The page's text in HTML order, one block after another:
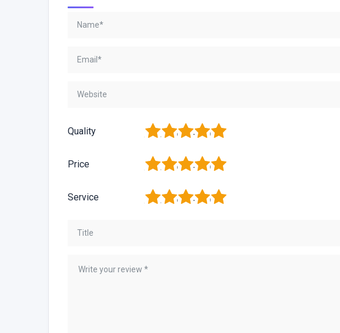
Quality 5
4
3
2
Price 5
4
3
2
Service 5
4
3
2